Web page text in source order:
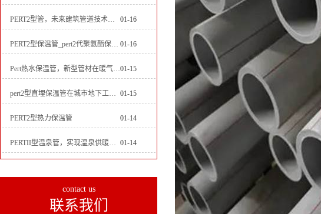
PERT2型管，未来建筑管道技术的代表 01-16
PERT2型保温管_pert2代聚氨酯保温管道_排水供热pert二代保温管 01-16
Pert热水保温管，新型管材在暖气和热水系统中的应用01-15
pert2型直埋保温管在城市地下工程建设中的应用 01-15
PERT2型热力保温管 01-14
PERTII型温泉管，实现温泉供暖设备革新 01-14
contact us
联系我们